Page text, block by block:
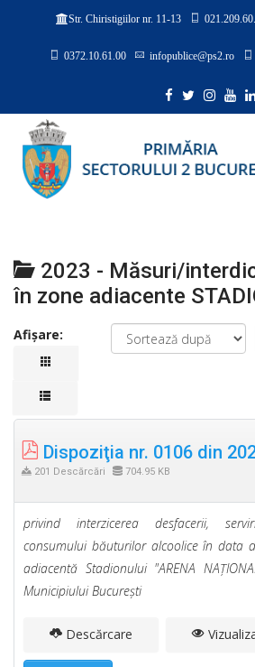
Str. Chiristigiilor nr. 11-13
0372.10.61.00 infopublice@ps2.ro
2023 - Măsuri/
în zone adiacente
Afișare:
Dispoziţia nr. 0106 din
201 Descărcări 704.95 KB
privind interzicerea desfacerii,
consumului băuturilor alcoolice în data
adiacentă Stadionului "ARENA
Municipiului Bucureşti
Descărcare